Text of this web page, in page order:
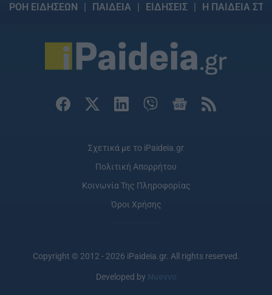
ΡΟΗ ΕΙΔΗΣΕΩΝ ΠΑΙΔΕΙΑ ΕΙΔΗΣΕΙΣ Η ΠΑΙΔΕΙΑ
Σχετικά με το iPaideia.gr
Πολιτική Απορρήτου
Κοινωνία Της Πληροφορίας
Όροι Χρήσης
Copyright © 2012 - 2026 iPaideia.gr. All rights reserved.
Developed by